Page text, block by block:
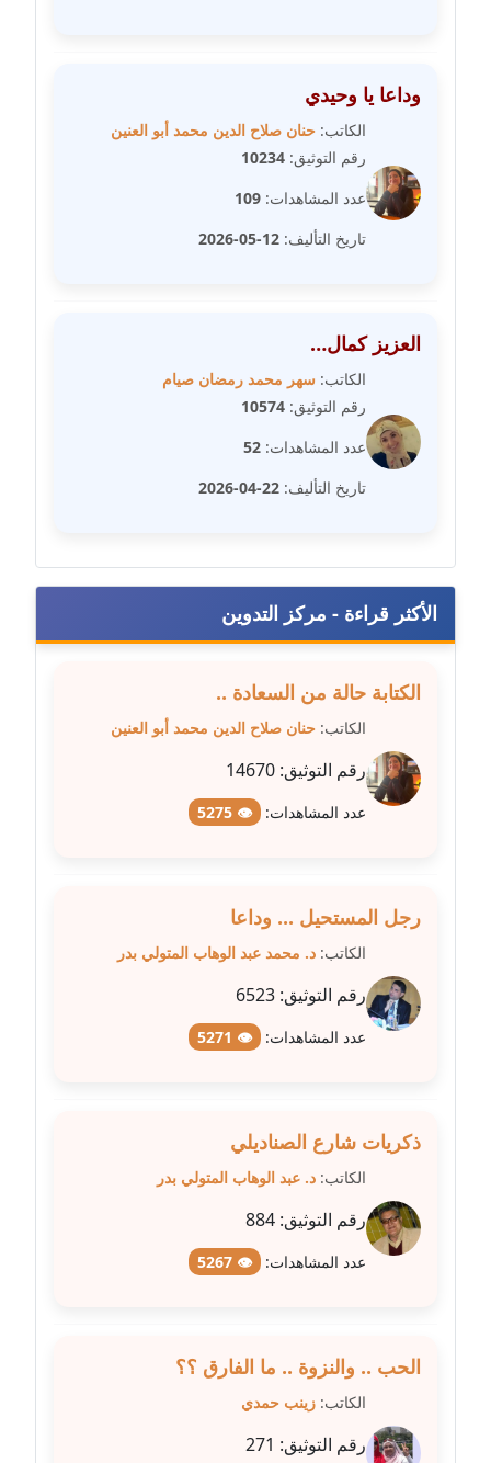
عاملة
مدونة صفا غنيم
عاملة
مدونة صفاء فوزي
عاملة
عاملة
مدونة طارق المسيري
عاملة
مدونة طلبة رضوان
متوفي
عاملة
مدونة طه عبد الوهاب
مدونة عاصم عرابي
عاملة
مدونة عبد الحميد ابراهيم
عاملة
مدونة عبد الكريم موسى
عاملة
مدونة عبد الوهاب بدر
عاملة
عاملة
مدونة عبير عزاوي
عاملة
مدونة عبير محمد
وداعا يا وحيدي
الكاتب: حنان صلاح الدين محمد أبو العنين
رقم التوثيق: 10234
عدد المشاهدات: 109
تاريخ التأليف: 12-05-2026
العزيز كمال…
الكاتب: سهر محمد رمضان صيام
رقم التوثيق: 10574
عدد المشاهدات: 52
تاريخ التأليف: 22-04-2026
الأكثر قراءة - مركز التدوين
الكتابة حالة من السعادة ..
الكاتب: حنان صلاح الدين محمد أبو العنين
رقم التوثيق: 14670
عدد المشاهدات: 👁 5275
رجل المستحيل ... وداعا
الكاتب: د. محمد عبد الوهاب المتولي بدر
رقم التوثيق: 6523
عدد المشاهدات: 👁 5271
ذكريات شارع الصناديلي
الكاتب: د. عبد الوهاب المتولي بدر
رقم التوثيق: 884
عدد المشاهدات: 👁 5267
الحب .. والنزوة .. ما الفارق ؟؟
الكاتب: زينب حمدي
رقم التوثيق: 271